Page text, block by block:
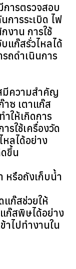
ารตรวจสอบ
การระเบิด ไฟ
งาน การใช้
แก๊สรั่วไหลได้
ถดำเนินการ
มีความสำคัญ
าซ เตาแก๊ส
ให้เกิดการ
รใช้เครื่องวัด
ลได้อย่าง
ขึ้น
หรือถังเก็บน้ำ
แก๊สช่วยให้
ก๊สพิษได้อย่าง
ไปทำงานใน